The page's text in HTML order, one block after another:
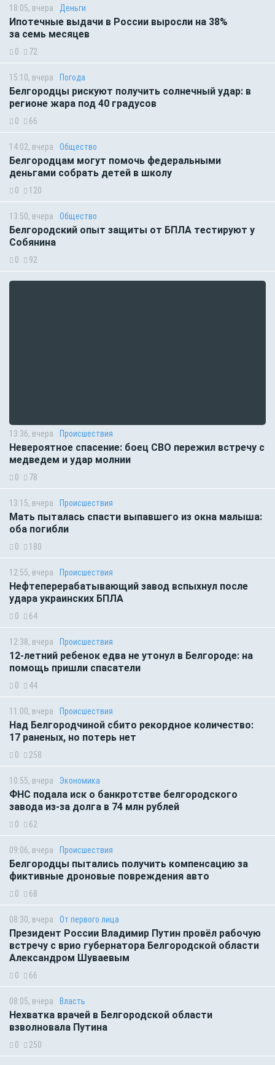
18:05, вчера Деньги
Ипотечные выдачи в России выросли на 38%
за семь месяцев
0 72
15:10, вчера Погода
Белгородцы рискуют получить солнечный удар: в
регионе жара под 40 градусов
0 66
14:02, вчера Общество
Белгородцам могут помочь федеральными
деньгами собрать детей в школу
0 120
13:50, вчера Общество
Белгородский опыт защиты от БПЛА тестируют у
Собянина
0 92
13:36, вчера Происшествия
Невероятное спасение: боец СВО пережил встречу с
медведем и удар молнии
0 78
13:15, вчера Происшествия
Мать пыталась спасти выпавшего из окна малыша:
оба погибли
0 180
12:55, вчера Происшествия
Нефтеперерабатывающий завод вспыхнул после
удара украинских БПЛА
0 64
12:38, вчера Происшествия
12-летний ребенок едва не утонул в Белгороде: на
помощь пришли спасатели
0 44
11:00, вчера Происшествия
Над Белгородчиной сбито рекордное количество:
17 раненых, но потерь нет
0 258
10:55, вчера Экономика
ФНС подала иск о банкротстве белгородского
завода из-за долга в 74 млн рублей
0 62
09:06, вчера Происшествия
Белгородцы пытались получить компенсацию за
фиктивные дроновые повреждения авто
0 68
08:30, вчера От первого лица
Президент России Владимир Путин провёл рабочую
встречу с врио губернатора Белгородской области
Александром Шуваевым
0 66
08:05, вчера Власть
Нехватка врачей в Белгородской области
взволновала Путина
0 250